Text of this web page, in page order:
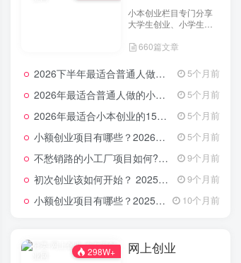
小本创业栏目专门分享
大学生创业、小学生创
并为网友提供小成本创
经验分享。
660篇文章
2026下半年最适合普通人做的小生意！看完对你有收获，普通人也能月入过万的实战路子 5个月前
2026年最适合普通人做的小生意！看完对你有收获的实用清单 5个月前
2026年最适合小本创业的15大类20个项目，月入过万不是梦 5个月前
小额创业项目有哪些？2026年指南：低成本高回报的40个轻资产赛道全解析 5个月前
不愁销路的小工厂项目如何?2025年最新10种项目不愁销路 9个月前
初次创业该如何开始？ 2025年最新适合年轻人的低成本创业项目 9个月前
小额创业项目有哪些？2025年最新15个小额投资创业好项目 10个月前
298W+ 网上创业